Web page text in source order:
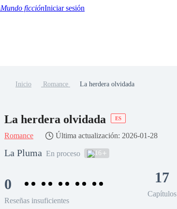
Mundo ficciónIniciar sesión
Inicio Romance La herdera olvidada
La herdera olvidada ES
Romance Última actualización: 2026-01-28
La Pluma En proceso 16
0
Reseñas insuficientes
17
Capítulos